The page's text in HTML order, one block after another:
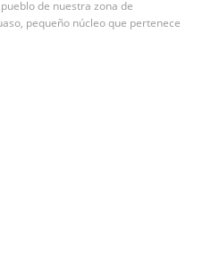
de nuestra zona de
pequeño núcleo que pertenece